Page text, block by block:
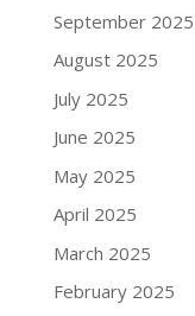
September 2025
August 2025
July 2025
June 2025
May 2025
April 2025
March 2025
February 2025